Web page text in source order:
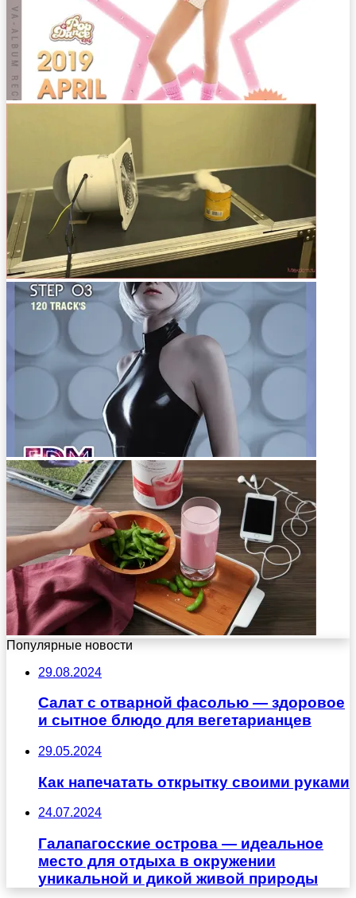
Популярные новости
29.08.2024
Салат с отварной фасолью — здоровое
и сытное блюдо для вегетарианцев
29.05.2024
Как напечатать открытку своими руками
24.07.2024
Галапагосские острова — идеальное
место для отдыха в окружении
уникальной и дикой живой природы